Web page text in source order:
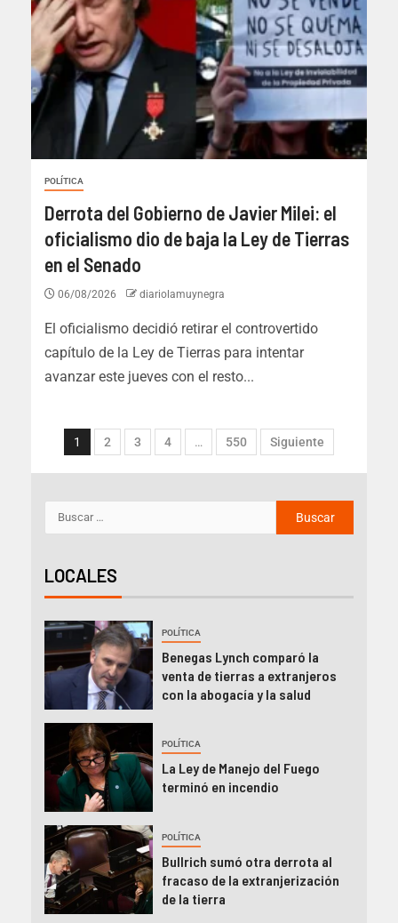
POLÍTICA
Derrota del Gobierno de Javier Milei: el
oficialismo dio de baja la Ley de Tierras
en el Senado
06/08/2026 diariolamuynegra
El oficialismo decidió retirar el controvertido
capítulo de la Ley de Tierras para intentar
avanzar este jueves con el resto...
1 2 3 4 … 550 Siguiente
LOCALES
POLÍTICA
Benegas Lynch comparó la
venta de tierras a extranjeros
con la abogacía y la salud
POLÍTICA
La Ley de Manejo del Fuego
terminó en incendio
POLÍTICA
Bullrich sumó otra derrota al
fracaso de la extranjerización
de la tierra